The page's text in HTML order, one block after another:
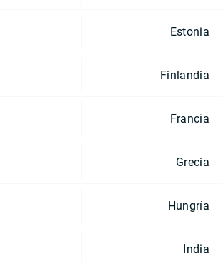
Estonia
Finlandia
Francia
Grecia
Hungría
India